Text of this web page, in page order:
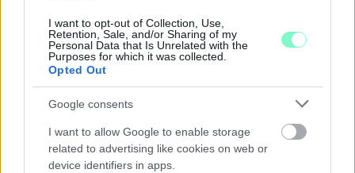
I want to opt-out of Collection, Use,
Retention, Sale, and/or Sharing of my
Personal Data that Is Unrelated with the
Purposes for which it was collected.
Opted Out
Google consents
I want to allow Google to enable storage
related to advertising like cookies on web or
device identifiers in apps.